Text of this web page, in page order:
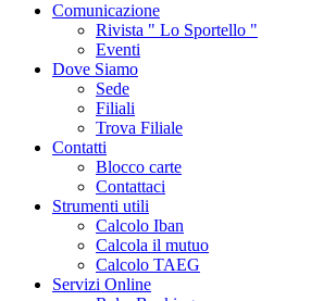
Comunicazione
Rivista " Lo Sportello "
Eventi
Dove Siamo
Sede
Filiali
Trova Filiale
Contatti
Blocco carte
Contattaci
Strumenti utili
Calcolo Iban
Calcola il mutuo
Calcolo TAEG
Servizi Online